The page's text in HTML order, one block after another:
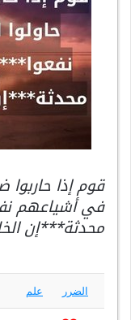
قوم إذا
في أشياعهم
محدثة***إن
الضرر علم